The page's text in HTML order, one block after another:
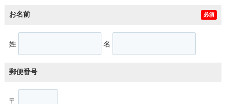
お名前 必須
姓 名
郵便番号
〒